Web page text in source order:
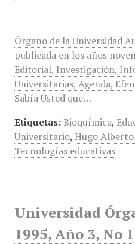
Órgano de la Universidad
publicada en los años
Editorial, Investigación,
Universitarias, Agenda,
Sabía Usted que…
Etiquetas: Bioquímica,
Universitario, Hugo
Tecnologías educativas
Universidad
1995, Año 3, No